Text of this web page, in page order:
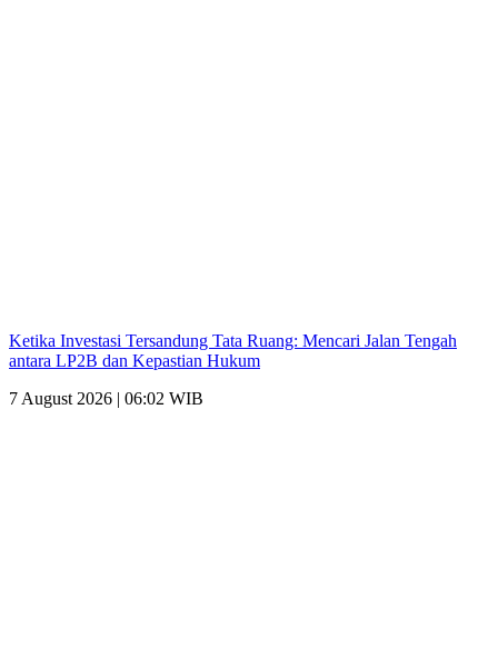
Ketika Investasi Tersandung Tata Ruang: Mencari Jalan Tengah
antara LP2B dan Kepastian Hukum
7 August 2026 | 06:02 WIB